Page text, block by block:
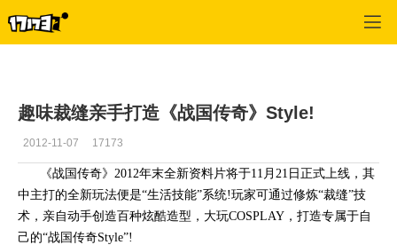
趣味裁缝亲手打造《战国传奇》Style!
2012-11-07 17173
《战国传奇》2012年末全新资料片将于11月21日正式上线，其
中主打的全新玩法便是“生活技能”系统!玩家可通过修炼“裁缝”技
术，亲自动手创造百种炫酷造型，大玩COSPLAY，打造专属于自
己的“战国传奇Style”!